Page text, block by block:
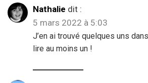
Nathalie dit :
5 mars 2022 à 5:03
J’en ai trouvé quelques uns
lire au moins un !